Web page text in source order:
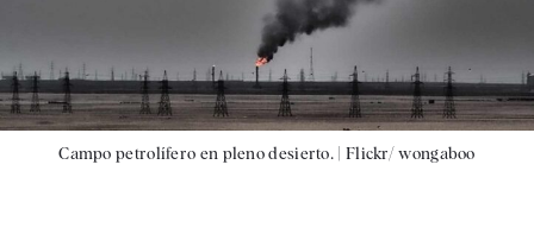
Campo petrolífero en pleno desierto. | Flickr/ wongaboo